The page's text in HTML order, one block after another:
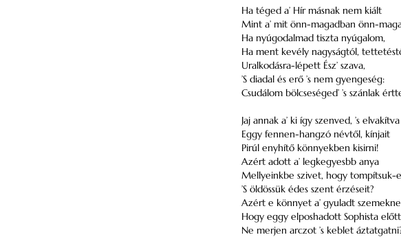
Ha téged a’ Hír másnak nem kiált
Mint a’ mit önn-magadban önn-
Ha nyúgodalmad tiszta nyúgalom,
Ha ment kevély nagyságtól,
Uralkodásra-lépett Ész’ szava,
’S diadal és erő ’s nem gyengeség:
Csudálom bölcseséged’ ’s szánlak
Jaj annak a’ ki így szenved, ’s elvakítva
Eggy fennen-hangzó névtől, kínjait
Pirúl enyhítő könnyekben kisirni!
Azért adott a’ legkegyesbb anya
Mellyeinkbe szivet, hogy tompítsuk-
’S öldössük édes szent érzéseit?
Azért e könnyet a’ gyuladt
Hogy eggy elposhadott Sophista előtt
Ne merjen arczot ’s keblet